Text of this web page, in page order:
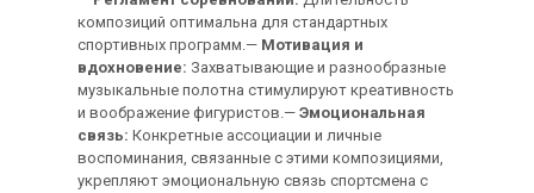
композиций оптимальна для стандартных
спортивных программ.— Мотивация и
вдохновение: Захватывающие и разнообразные
музыкальные полотна стимулируют креативность
и воображение фигуристов.— Эмоциональная
связь: Конкретные ассоциации и личные
воспоминания, связанные с этими композициями,
укрепляют эмоциональную связь спортсмена с